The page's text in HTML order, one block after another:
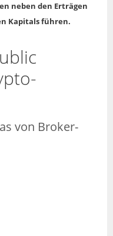
neben den Erträgen
Kapitals führen.
von Broker-